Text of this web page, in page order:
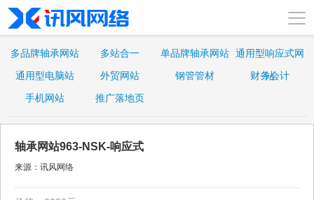
多品牌轴承网站 多站合一 单品牌轴承网站 通用型响应式网
站
通用型电脑站 外贸网站 钢管管材
财务会计
手机网站
推广落地页
轴承网站963-NSK-响应式
来源：讯风网络